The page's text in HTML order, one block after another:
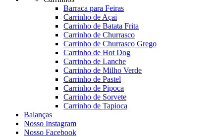
Barraca para Feiras
Carrinho de Açai
Carrinho de Batata Frita
Carrinho de Churrasco
Carrinho de Churrasco Grego
Carrinho de Hot Dog
Carrinho de Lanche
Carrinho de Milho Verde
Carrinho de Pastel
Carrinho de Pipoca
Carrinho de Sorvete
Carrinho de Tapioca
Balanças
Nosso Instagram
Nosso Facebook